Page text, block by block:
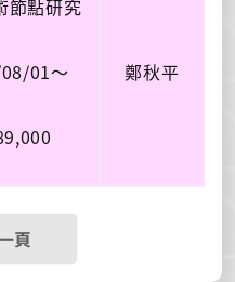
節點研究
01～
鄭秋平
頁